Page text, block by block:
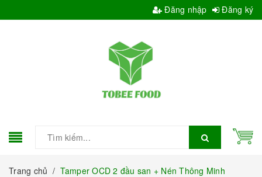
Đăng nhập Đăng ký
Trang chủ / Tamper OCD 2 đầu san + Nén Thông Minh